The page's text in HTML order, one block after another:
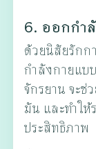
6. ออกกำ
ด้วยนิสัยรักก
กำลังกายแบ
จักรยาน จะ
มัน และทำให้
ประสิทธิภาพ